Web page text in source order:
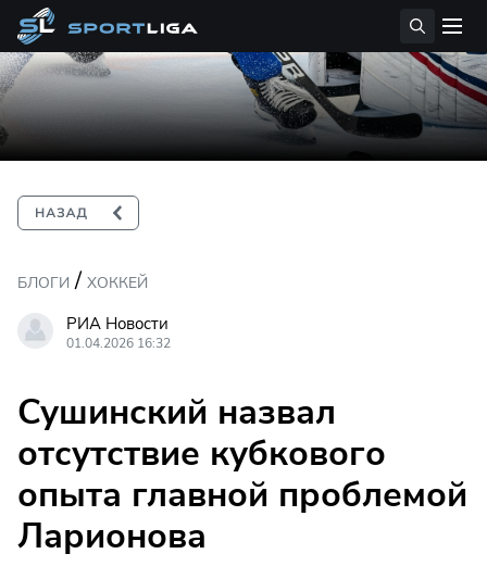
БЛОГИ / ХОККЕЙ
РИА Новости
01.04.2026 16:32
Сушинский назвал
отсутствие кубкового
опыта главной проблемой
Ларионова